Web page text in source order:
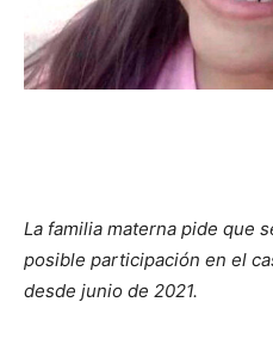
La familia materna pide que
posible participación en el
desde junio de 2021.